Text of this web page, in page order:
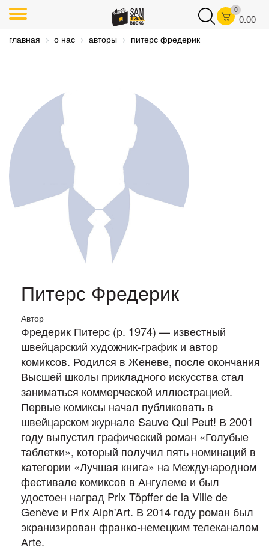
0
0.00
главная о нас авторы питерс фредерик
Питерс Фредерик
Автор
Фредерик Питерс (р. 1974) — известный
швейцарский художник-график и автор
комиксов. Родился в Женеве, после окончания
Высшей школы прикладного искусства стал
заниматься коммерческой иллюстрацией.
Первые комиксы начал публиковать в
швейцарском журнале Sauve Qui Peut! В 2001
году выпустил графический роман «Голубые
таблетки», который получил пять номинаций в
категории «Лучшая книга» на Международном
фестивале комиксов в Ангулеме и был
удостоен наград Prix Töpffer de la Ville de
Genève и Prix Alph'Art. В 2014 году роман был
экранизирован франко-немецким телеканалом
Аrte.